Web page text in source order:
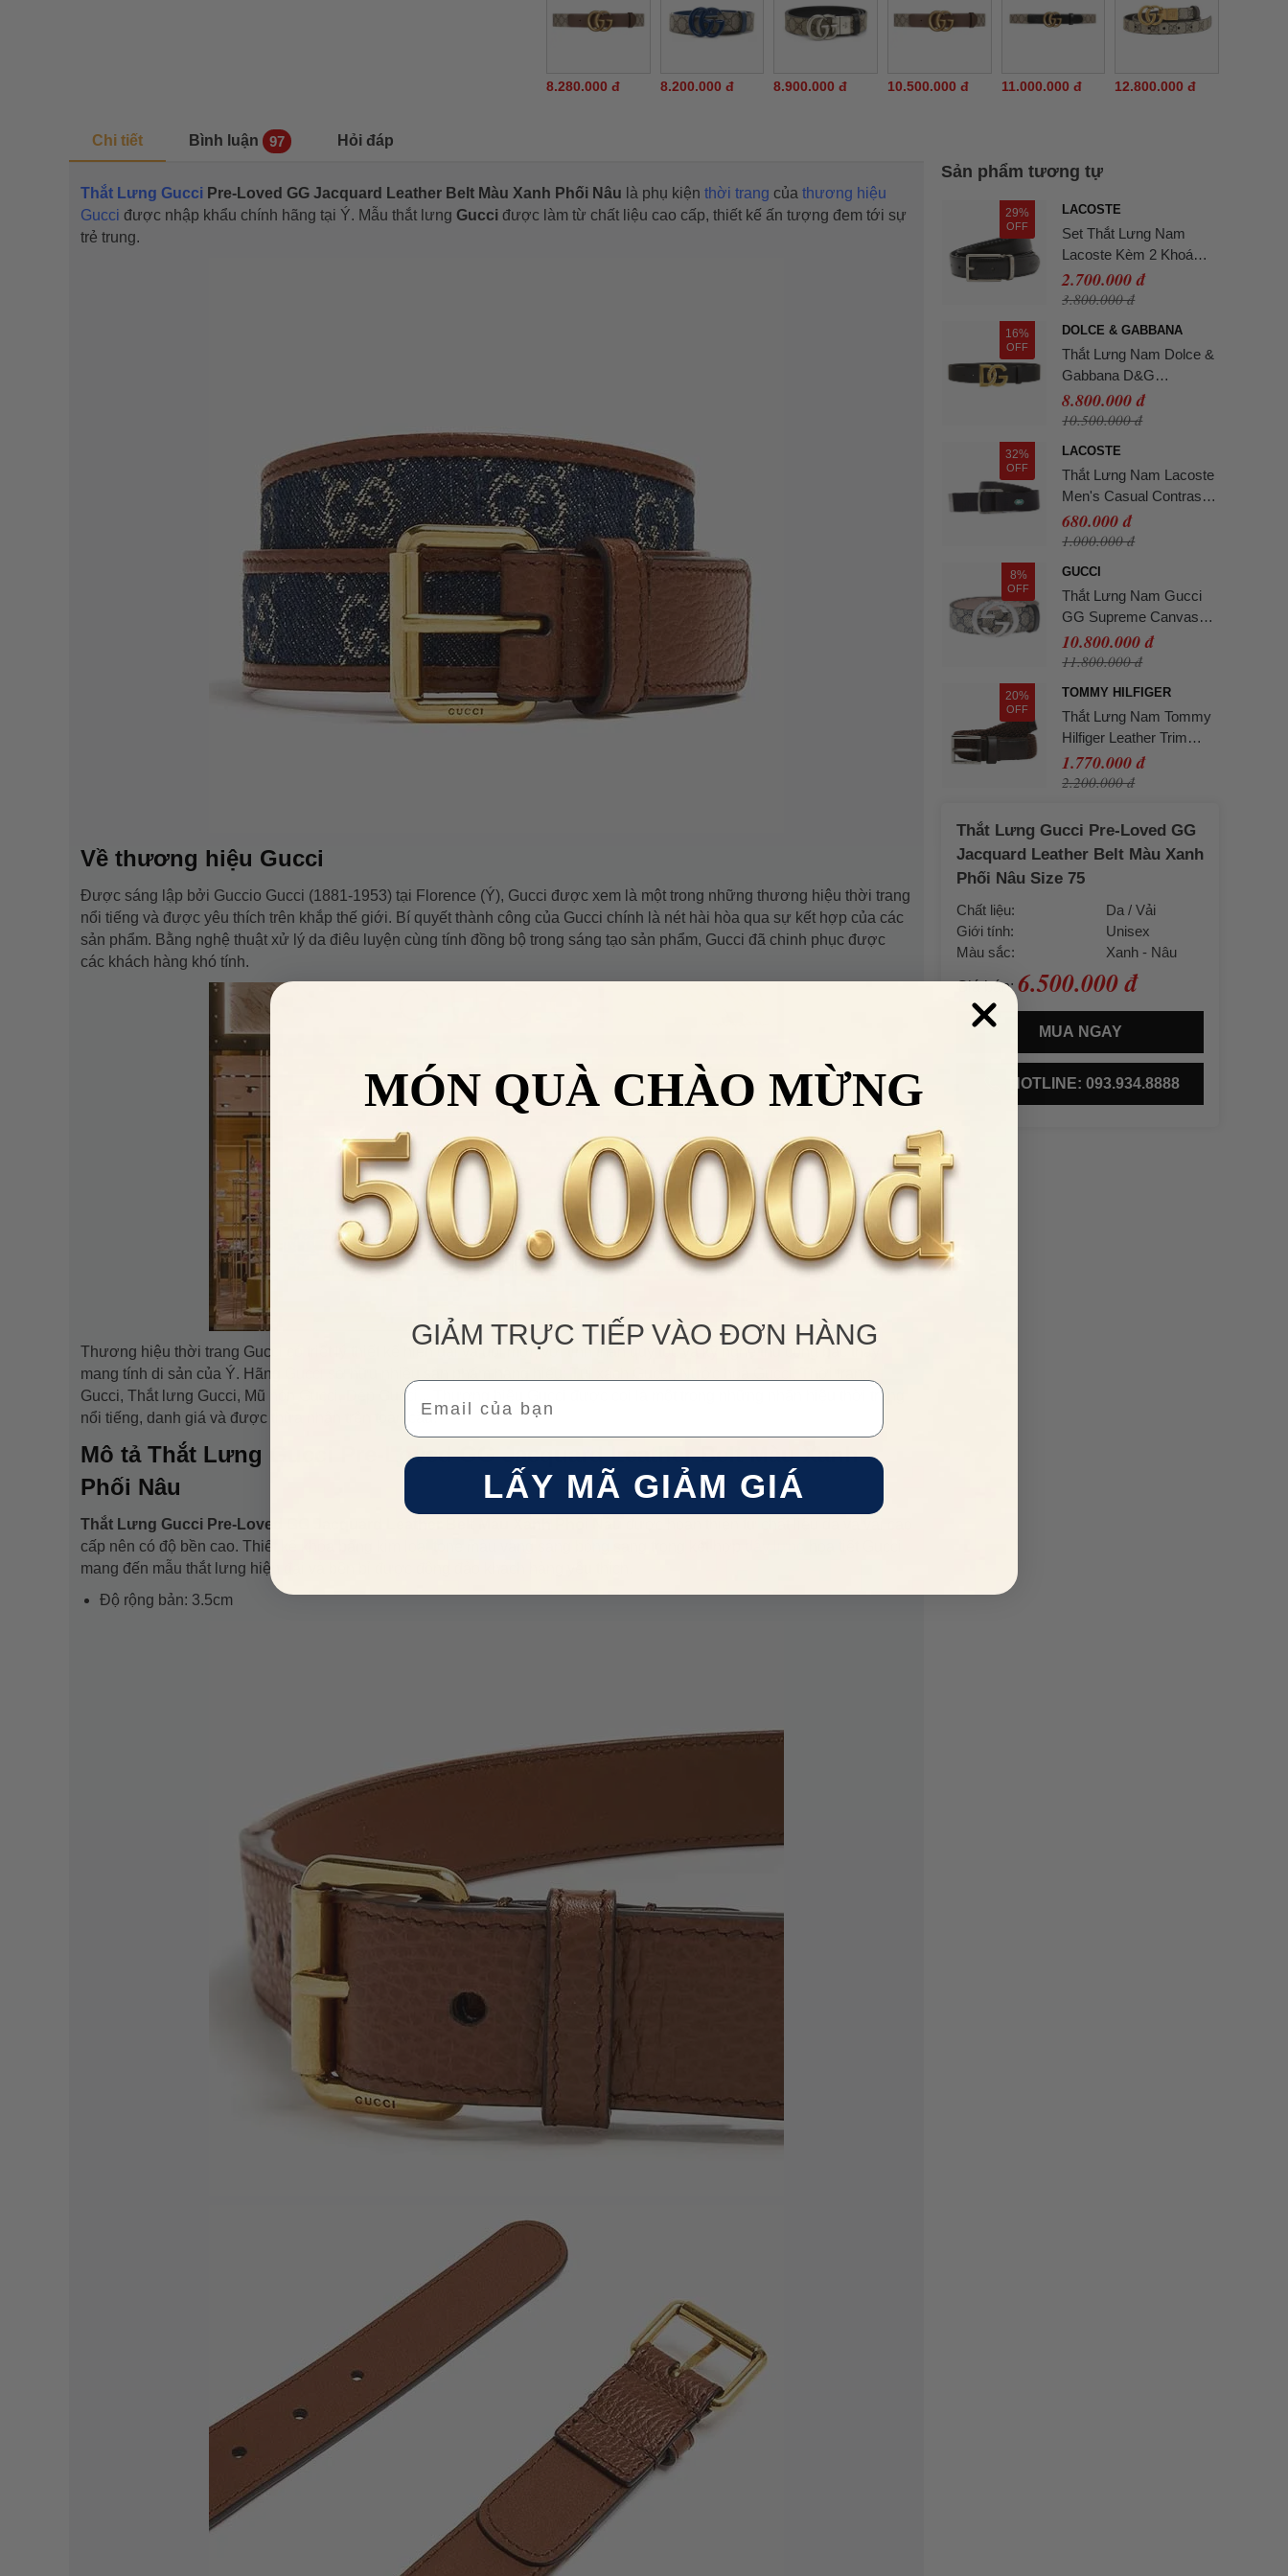
8.280.000 đ 8.200.000 đ 8.900.000 đ 10.500.000 đ 11.000.000 đ 12.800.000 đ
Chi tiết Bình luận 97 Hỏi đáp
Thắt Lưng Gucci Pre-Loved GG Jacquard Leather Belt Màu Xanh Phối Nâu là phụ kiện thời trang của thương hiệu
Gucci được nhập khẩu chính hãng tại Ý. Mẫu thắt lưng Gucci được làm từ chất liệu cao cấp, thiết kế ấn tượng đem tới sự
trẻ trung.
Về thương hiệu Gucci
Được sáng lập bởi Guccio Gucci (1881-1953) tại Florence (Ý), Gucci được xem là một trong những thương hiệu thời trang
nổi tiếng và được yêu thích trên khắp thế giới. Bí quyết thành công của Gucci chính là nét hài hòa qua sự kết hợp của các
sản phẩm. Bằng nghệ thuật xử lý da điêu luyện cùng tính đồng bộ trong sáng tạo sản phẩm, Gucci đã chinh phục được
các khách hàng khó tính.
Thương hiệu thời trang Gucci có triết lý thiết kế hiện đại và đổi mới, với tinh thần quý tộc và kỹ nghệ thủ công bậc thầy
mang tính di sản của Ý. Hãng Gucci sở hữu nhiều sản phẩm hàng hiệu: Túi xách Gucci, Nước hoa Gucci, Thời trang
Gucci, Thắt lưng Gucci, Mũ nón Gucci, Dép Gucci... Thương hiệu Gucci được coi là một trong những nhãn hiệu thời trang
nổi tiếng, danh giá và được thừa nhận trên toàn cầu.
Mô tả Thắt Lưng Gucci Pre-Loved GG Jacquard Leather Belt Màu Xanh
Phối Nâu
Thắt Lưng Gucci Pre-Loved GG Jacquard Leather Belt Màu Xanh Phối Nâu
cấp nên có độ bền cao. Thiết kế khóa bằng kim loại tone màu vàng sáng bóng sang trọng kết hợp
mang đến mẫu thắt lưng hiện đại và bền bỉ được đông đảo khách hàng yêu thích.
Độ rộng bản: 3.5cm
Sản phẩm tương tự
29%
OFF
LACOSTE
Set Thắt Lưng Nam
Lacoste Kèm 2 Khoá
Cài RC4050 672 Bản
3cm Màu Đen Size 110
2.700.000 đ
3.800.000 đ
16%
OFF
DOLCE & GABBANA
Thắt Lưng Nam Dolce &
Gabbana D&G
BC4646AX6228E831
Màu Đen Size 95
8.800.000 đ
10.500.000 đ
32%
OFF
LACOSTE
Thắt Lưng Nam Lacoste
Men's Casual Contrast
Croc Canvas Belt
RC4055 - 000 Màu Đen
680.000 đ
1.000.000 đ
8%
OFF
GUCCI
Thắt Lưng Nam Gucci
GG Supreme Canvas
Belt 411924 KGDHN
4075 Màu Xanh Ghi
10.800.000 đ
11.800.000 đ
20%
OFF
TOMMY HILFIGER
Thắt Lưng Nam Tommy
Hilfiger Leather Trim
Webbed Square Buckle
Belt 13759 - 0HD Màu
1.770.000 đ
2.200.000 đ
Thắt Lưng Gucci Pre-Loved GG
Jacquard Leather Belt Màu Xanh
Phối Nâu Size 75
Chất liệu:
Da / Vải
Giới tính:
Unisex
Màu sắc:
Xanh - Nâu
Giá bán: 6.500.000 đ
MUA NGAY
HOTLINE: 093.934.8888
MÓN QUÀ CHÀO MỪNG
GIẢM TRỰC TIẾP VÀO ĐƠN HÀNG
Email
LẤY MÃ GIẢM GIÁ